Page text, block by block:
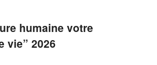
humaine votre
vie” 2026